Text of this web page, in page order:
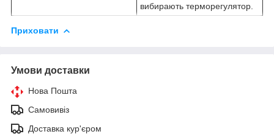
вибирають терморегулятор.
Приховати
Умови доставки
Нова Пошта
Самовивіз
Доставка кур'єром